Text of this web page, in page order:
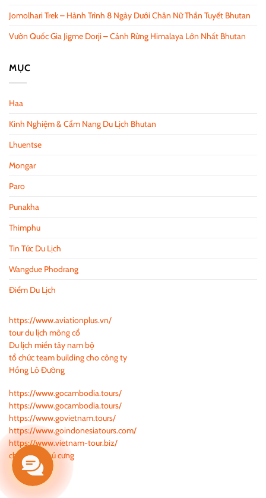
Jomolhari Trek – Hành Trình 8 Ngày Dưới Chân Nữ Thần Tuyết Bhutan
Vườn Quốc Gia Jigme Dorji – Cánh Rừng Himalaya Lớn Nhất Bhutan
MỤC
Haa
Kinh Nghiệm & Cẩm Nang Du Lịch Bhutan
Lhuentse
Mongar
Paro
Punakha
Thimphu
Tin Tức Du Lịch
Wangdue Phodrang
Điểm Du Lịch
https://www.aviationplus.vn/
tour du lịch mông cổ
Du lịch miền tây nam bộ
tổ chức team building cho công ty
Hồng Lô Đường
https://www.gocambodia.tours/
https://www.gocambodia.tours/
https://www.govietnam.tours/
https://www.goindonesiatours.com/
https://www.vietnam-tour.biz/
chăm sóc thú cưng